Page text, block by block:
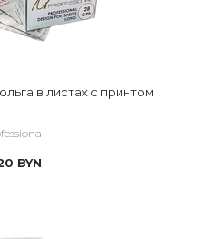
в листах с принтом
BYN